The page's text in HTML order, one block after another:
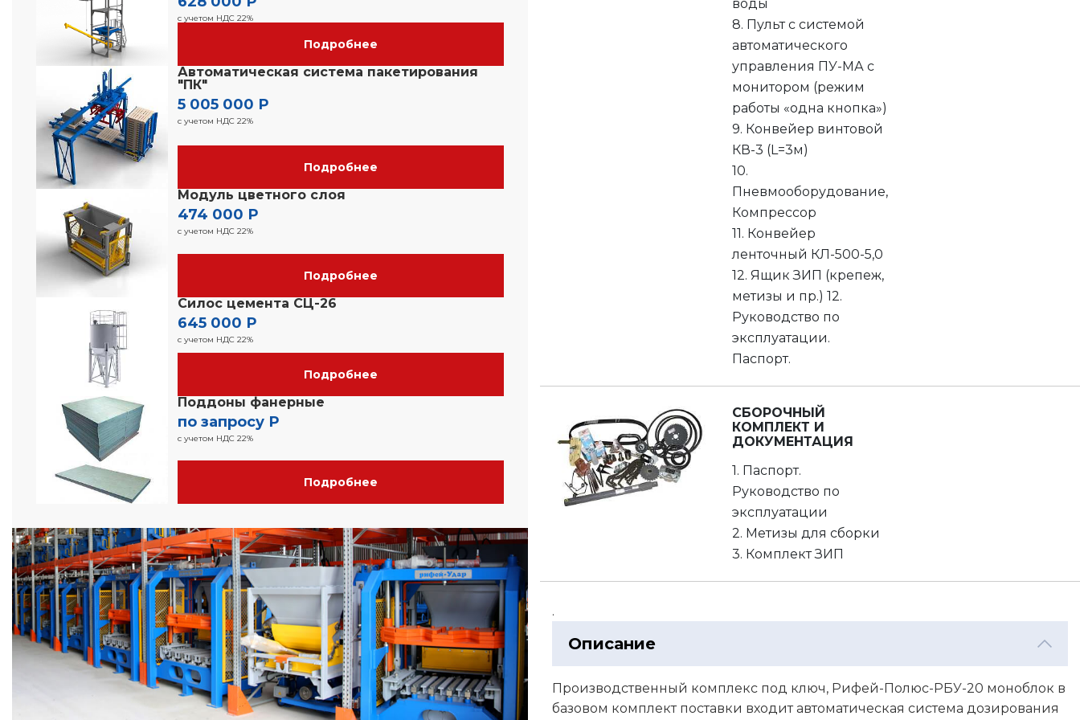
с учетом НДС 22%
Подробнее
Автоматическая система пакетирования
"ПК"
5 005 000 Р
с учетом НДС 22%
Подробнее
Модуль цветного слоя
474 000 Р
с учетом НДС 22%
Подробнее
Силос цемента СЦ-26
645 000 Р
с учетом НДС 22%
Подробнее
Поддоны фанерные
по запросу Р
с учетом НДС 22%
Подробнее
воды
8. Пульт с системой
автоматического
управления ПУ-МА с
монитором (режим
работы «одна кнопка»)
9. Конвейер винтовой
КВ-3 (L=3м)
10.
Пневмооборудование,
Компрессор
11. Конвейер
ленточный КЛ-500-5,0
12. Ящик ЗИП (крепеж,
метизы и пр.) 12.
Руководство по
эксплуатации.
Паспорт.
СБОРОЧНЫЙ
КОМПЛЕКТ И
ДОКУМЕНТАЦИЯ
1. Паспорт.
Руководство по
эксплуатации
2. Метизы для сборки
3. Комплект ЗИП
.
Описание
Производственный комплекс под ключ, Рифей-Полюс-РБУ-20 моноблок в
базовом комплект поставки входит автоматическая система дозирования